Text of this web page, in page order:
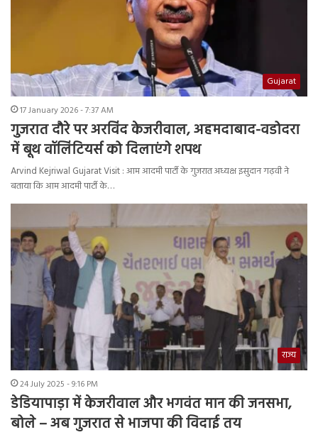
Gujarat
17 January 2026 - 7:37 AM
गुजरात दौरे पर अरविंद केजरीवाल, अहमदाबाद-वडोदरा
में बूथ वॉलिंटियर्स को दिलाएंगे शपथ
Arvind Kejriwal Gujarat Visit : आम आदमी पार्टी के गुजरात अध्यक्ष इसुदान गढ़वी ने
बताया कि आम आदमी पार्टी के…
राज्य
24 July 2025 - 9:16 PM
डेडियापाड़ा में केजरीवाल और भगवंत मान की जनसभा,
बोले – अब गुजरात से भाजपा की विदाई तय